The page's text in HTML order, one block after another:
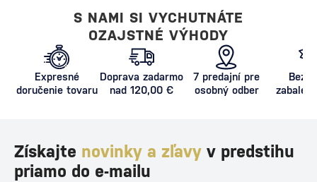
S NAMI SI VYCHUTNÁTE
OZAJSTNÉ VÝHODY
Expresné
doručenie tovaru
Doprava zadarmo
nad 120,00 €
7 predajní pre
osobný odber
Získajte novinky a zľavy v predstihu
priamo do e-mailu